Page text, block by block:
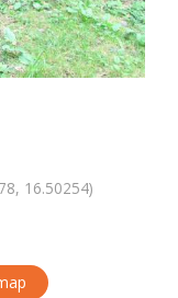
16.50254)